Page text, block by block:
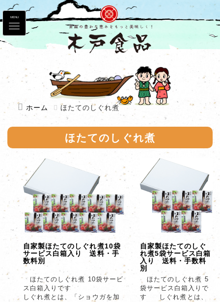
MENU
ホーム ほたてのしぐれ煮
ほたてのしぐれ煮
自家製ほたてのしぐれ煮10袋
サービス白箱入り 送料・手
数料別
ほたてのしぐれ煮 10袋サービ
ス白箱入りです
しぐれ煮とは、「ショウガを加
自家製ほたてのしぐ
れ煮5袋サービス白箱
入り 送料・手数料
別
ほたてのしぐれ煮 5
袋サービス白箱入りで
す しぐれ煮とは、